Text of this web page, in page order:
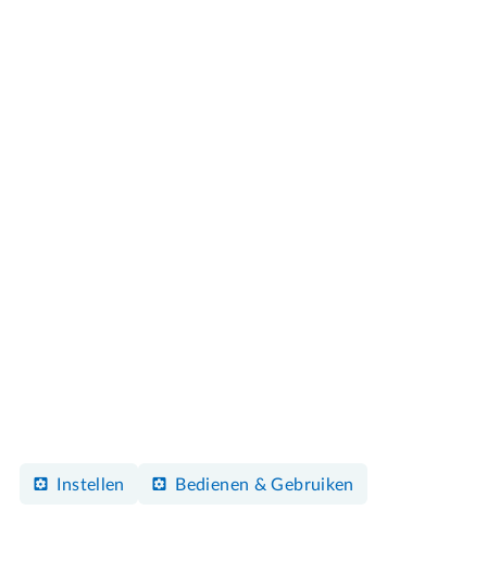
Instellen Bedienen & Gebruiken